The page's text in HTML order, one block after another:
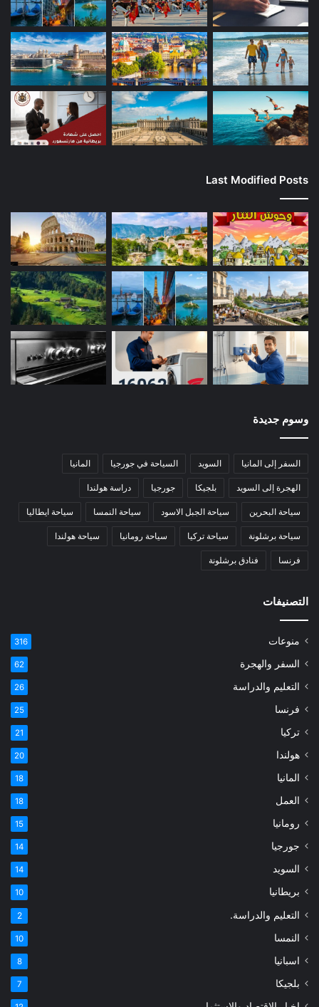
Last Modified Posts
وسوم جديدة
السفر إلى المانيا السويد السياحة في جورجيا المانيا
الهجرة إلى السويد بلجيكا جورجيا دراسة هولندا
سياحة البحرين سياحة الجبل الاسود سياحة النمسا سياحة ايطاليا
سياحة برشلونة سياحة تركيا سياحة رومانيا سياحة هولندا
فرنسا فنادق برشلونة
التصنيفات
منوعات 316
السفر والهجرة 62
التعليم والدراسة 26
فرنسا 25
تركيا 21
هولندا 20
المانيا 18
العمل 18
رومانيا 15
جورجيا 14
السويد 14
بريطانيا 10
التعليم والدراسة. 2
النمسا 10
اسبانيا 8
بلجيكا 7